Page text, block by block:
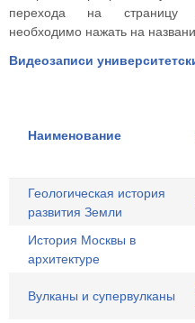
перехода на страницу
необходимо нажать на
Видеозаписи
Наименование
Геологическая история
развития Земли
История Москвы в
архитектуре
Вулканы и супервулканы